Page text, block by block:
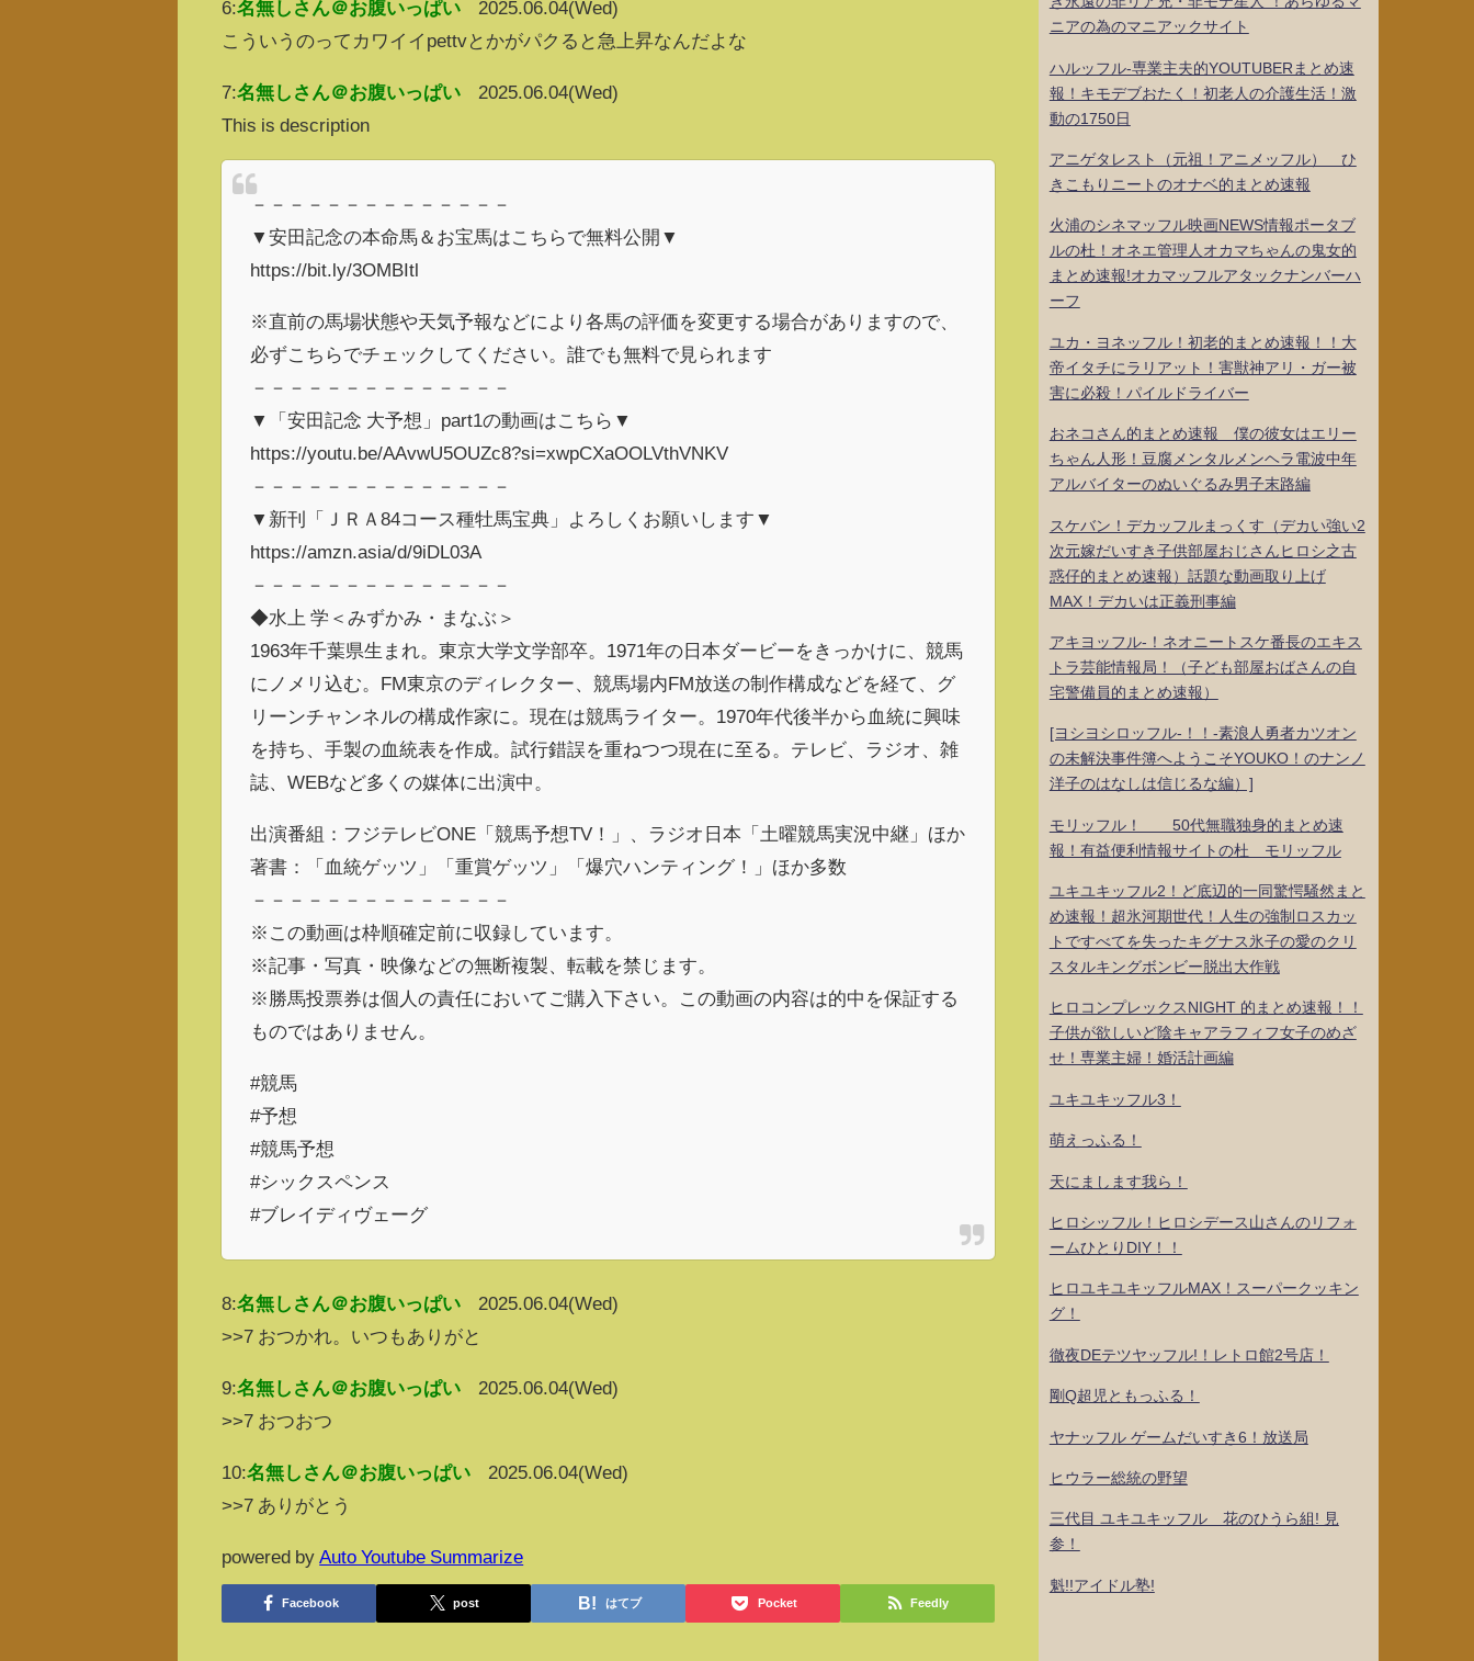
6:名無しさん＠お腹いっぱい
2025.06.04(Wed)
こういうのってカワイイpettvとかがパクると急上昇なんだよな
7:名無しさん＠お腹いっぱい
2025.06.04(Wed)
This is description
－－－－－－－－－－－－－－
▼安田記念の本命馬＆お宝馬はこちらで無料公開▼
https://bit.ly/3OMBItl
※直前の馬場状態や天気予報などにより各馬の評価を変更する場合がありますので、
必ずこちらでチェックしてください。誰でも無料で見られます
－－－－－－－－－－－－－－
▼「安田記念 大予想」part1の動画はこちら▼
https://youtu.be/AAvwU5OUZc8?si=xwpCXaOOLVthVNKV
－－－－－－－－－－－－－－
▼新刊「ＪＲＡ84コース種牡馬宝典」よろしくお願いします▼
https://amzn.asia/d/9iDL03A
－－－－－－－－－－－－－－
◆水上 学＜みずかみ・まなぶ＞
1963年千葉県生まれ。東京大学文学部卒。1971年の日本ダービーをきっかけに、競馬
にノメリ込む。FM東京のディレクター、競馬場内FM放送の制作構成などを経て、グ
リーンチャンネルの構成作家に。現在は競馬ライター。1970年代後半から血統に興味
を持ち、手製の血統表を作成。試行錯誤を重ねつつ現在に至る。テレビ、ラジオ、雑
誌、WEBなど多くの媒体に出演中。
出演番組：フジテレビONE「競馬予想TV！」、ラジオ日本「土曜競馬実況中継」ほか
著書：「血統ゲッツ」「重賞ゲッツ」「爆穴ハンティング！」ほか多数
－－－－－－－－－－－－－－
※この動画は枠順確定前に収録しています。
※記事・写真・映像などの無断複製、転載を禁じます。
※勝馬投票券は個人の責任においてご購入下さい。この動画の内容は的中を保証する
ものではありません。
#競馬
#予想
#競馬予想
#シックスペンス
#ブレイディヴェーグ
8:名無しさん＠お腹いっぱい
2025.06.04(Wed)
>>7 おつかれ。いつもありがと
9:名無しさん＠お腹いっぱい
2025.06.04(Wed)
>>7 おつおつ
10:名無しさん＠お腹いっぱい
2025.06.04(Wed)
>>7 ありがとう
powered by Auto Youtube Summarize
Facebook post はてブ Pocket Feedly
ニアの為のマニアックサイト
ハルッフル-専業主夫的YOUTUBERまとめ速
報！キモデブおたく！初老人の介護生活！激
動の1750日
アニゲタレスト（元祖！アニメッフル） ひ
きこもりニートのオナベ的まとめ速報
火浦のシネマッフル映画NEWS情報ポータブ
ルの杜！オネエ管理人オカマちゃんの鬼女的
まとめ速報!オカマッフルアタックナンバーハ
ーフ
ユカ・ヨネッフル！初老的まとめ速報！！大
帝イタチにラリアット！害獣神アリ・ガー被
害に必殺！パイルドライバー
おネコさん的まとめ速報 僕の彼女はエリー
ちゃん人形！豆腐メンタルメンヘラ電波中年
アルバイターのぬいぐるみ男子末路編
スケバン！デカッフルまっくす（デカい強い2
次元嫁だいすき子供部屋おじさんヒロシ之古
惑仔的まとめ速報）話題な動画取り上げ
MAX！デカいは正義刑事編
アキヨッフル-！ネオニートスケ番長のエキス
トラ芸能情報局！（子ども部屋おばさんの自
宅警備員的まとめ速報）
[ヨシヨシロッフル-！！-素浪人勇者カツオン
の未解決事件簿へようこそYOUKO！のナンノ
洋子のはなしは信じるな編）]
モリッフル！ 50代無職独身的まとめ速
報！有益便利情報サイトの杜 モリッフル
ユキユキッフル2！ど底辺的一同驚愕騒然まと
め速報！超氷河期世代！人生の強制ロスカッ
トですべてを失ったキグナス氷子の愛のクリ
スタルキングボンビー脱出大作戦
ヒロコンプレックスNIGHT 的まとめ速報！！
子供が欲しいど陰キャアラフィフ女子のめざ
せ！専業主婦！婚活計画編
ユキユキッフル3！
萌えっふる！
天にまします我ら！
ヒロシッフル！ヒロシデース山さんのリフォ
ームひとりDIY！！
ヒロユキユキッフルMAX！スーパークッキン
グ！
徹夜DEテツヤッフル!！レトロ館2号店！
剛Q超児ともっふる！
ヤナッフル ゲームだいすき6！放送局
ヒウラー総統の野望
三代目 ユキユキッフル 花のひうら組! 見
参！
魁!!アイドル塾!